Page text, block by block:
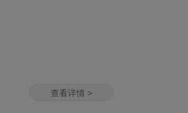
查看详情 >